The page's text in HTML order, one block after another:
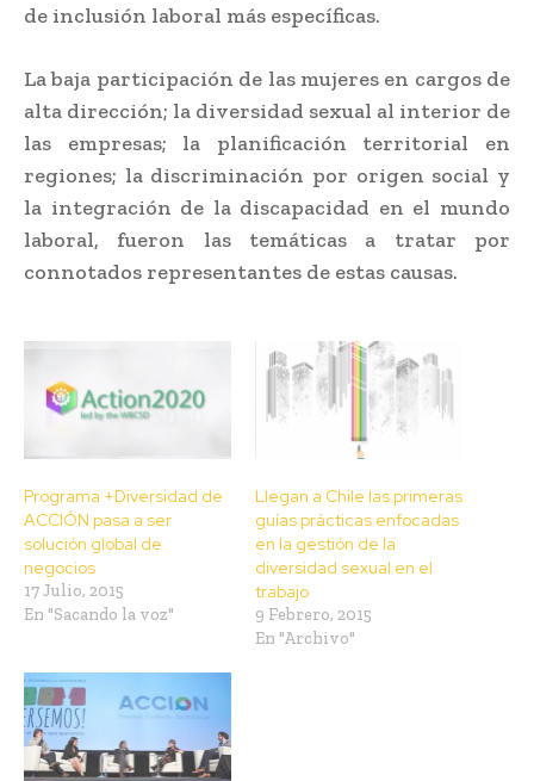
de inclusión laboral más específicas.
La baja participación de las mujeres en cargos de
alta dirección; la diversidad sexual al interior de
las empresas; la planificación territorial en
regiones; la discriminación por origen social y
la integración de la discapacidad en el mundo
laboral, fueron las temáticas a tratar por
connotados representantes de estas causas.
Programa +Diversidad de
ACCIÓN pasa a ser
solución global de
negocios
17 Julio, 2015
En "Sacando la voz"
Llegan a Chile las primeras
guías prácticas enfocadas
en la gestión de la
diversidad sexual en el
trabajo
9 Febrero, 2015
En "Archivo"